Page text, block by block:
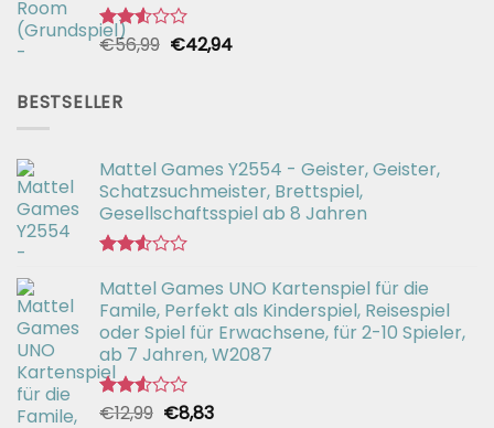
Bewertet
von 5
€56,99 Ursprünglicher
€42,94Aktueller
BESTSELLER
Mattel Games Y2554 - Geister, Geister,
Schatzsuchmeister, Brettspiel,
Gesellschaftsspiel ab 8 Jahren
mit
2.53
von 5
Mattel Games UNO Kartenspiel für die
Famile, Perfekt als Kinderspiel, Reisespiel
oder Spiel für Erwachsene, für 2-10 Spieler,
ab 7 Jahren, W2087
Bewertet
€12,99 Ursprünglicher
€8,83Aktueller